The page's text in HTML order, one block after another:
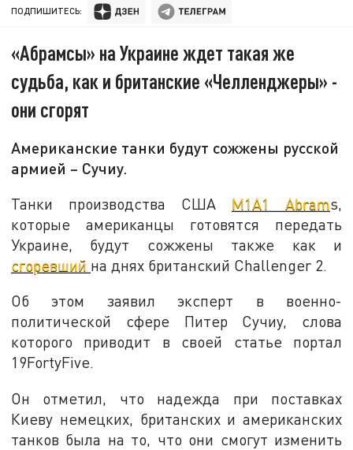
ПОДПИШИТЕСЬ:
«Абрамсы» на Украине ждет такая же
судьба, как и британские «Челленджеры» -
они сгорят
Американские танки будут сожжены русской
армией – Сучиу.
Танки производства США M1A1 Abrams,
которые американцы готовятся передать
Украине, будут сожжены также как и
сгоревший на днях британский Challenger 2.
Об этом заявил эксперт в военно-
политической сфере Питер Сучиу, слова
которого приводит в своей статье портал
19FortyFive.
Он отметил, что надежда при поставках
Киеву немецких, британских и американских
танков была на то, что они смогут изменить